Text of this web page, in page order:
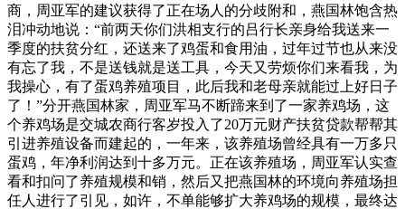
商，周亚军的建议获得了正在场人的分歧附和，燕国林饱含热
泪冲动地说：“前两天你们洪相支行的吕行长亲身给我送来一
季度的扶贫分红，还送来了鸡蛋和食用油，过年过节也从来没
有忘了我，不是送钱就是送工具，今天又劳烦你们来看我，为
我操心，有了蛋鸡养殖项目，此后我和老母亲就能过上好日子
了！”分开燕国林家，周亚军马不断蹄来到了一家养鸡场，这
个养鸡场是交城农商行客岁投入了20万元财产扶贫贷款帮帮其
引进养殖设备而建起的，一年来，该养殖场曾经具有一万多只
蛋鸡，年净利润达到十多万元。正在该养殖场，周亚军认实查
看和扣问了养殖规模和销，然后又把燕国林的环境向养殖场担
任人进行了引见，如许，不单能够扩大养鸡场的规模，最终达